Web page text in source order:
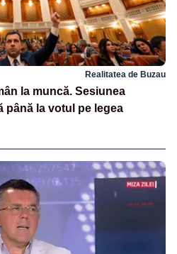
Realitatea de Buzau
la muncă. Sesiunea
până la votul pe legea